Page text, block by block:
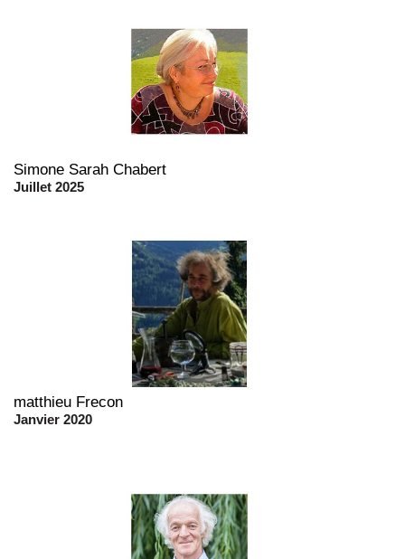
Simone Sarah Chabert
Juillet 2025
matthieu Frecon
Janvier 2020